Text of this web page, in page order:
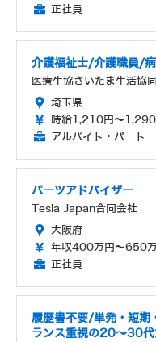
正社員
介護福祉士/介護職員/
医療生協さいたま生活協
埼玉県
時給1,210円～1,290
アルバイト・パート
パーツアドバイザー
Tesla Japan合同会社
大阪府
年収400万円～650
正社員
履歴書不要/単発・短
ランス重視の20～30